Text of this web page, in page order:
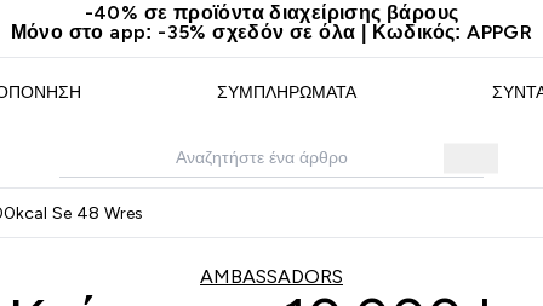
-40% σε προϊόντα διαχείρισης βάρους
Μόνο στο app: -35% σχεδόν σε όλα | Κωδικός: APPGR
ΣΥΜΠΛΗΡΏΜΑΤΑ
Se 48 Wres
AMBASSADORS